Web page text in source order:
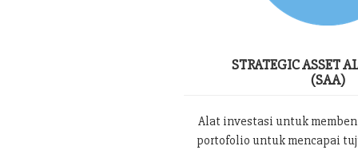
STRATEGIC ASSET
(SAA)
Alat investasi untuk
portofolio untuk mencapai